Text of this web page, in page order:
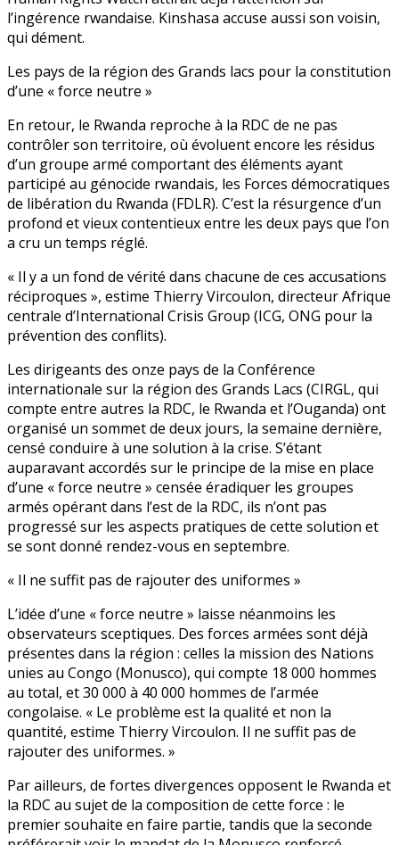
l’ingérence rwandaise. Kinshasa accuse aussi son voisin,
qui dément.
Les pays de la région des Grands lacs pour la constitution
d’une « force neutre »
En retour, le Rwanda reproche à la RDC de ne pas
contrôler son territoire, où évoluent encore les résidus
d’un groupe armé comportant des éléments ayant
participé au génocide rwandais, les Forces démocratiques
de libération du Rwanda (FDLR). C’est la résurgence d’un
profond et vieux contentieux entre les deux pays que l’on
a cru un temps réglé.
« Il y a un fond de vérité dans chacune de ces accusations
réciproques », estime Thierry Vircoulon, directeur Afrique
centrale d’International Crisis Group (ICG, ONG pour la
prévention des conflits).
Les dirigeants des onze pays de la Conférence
internationale sur la région des Grands Lacs (CIRGL, qui
compte entre autres la RDC, le Rwanda et l’Ouganda) ont
organisé un sommet de deux jours, la semaine dernière,
censé conduire à une solution à la crise. S’étant
auparavant accordés sur le principe de la mise en place
d’une « force neutre » censée éradiquer les groupes
armés opérant dans l’est de la RDC, ils n’ont pas
progressé sur les aspects pratiques de cette solution et
se sont donné rendez-vous en septembre.
« Il ne suffit pas de rajouter des uniformes »
L’idée d’une « force neutre » laisse néanmoins les
observateurs sceptiques. Des forces armées sont déjà
présentes dans la région : celles la mission des Nations
unies au Congo (Monusco), qui compte 18 000 hommes
au total, et 30 000 à 40 000 hommes de l’armée
congolaise. « Le problème est la qualité et non la
quantité, estime Thierry Vircoulon. Il ne suffit pas de
rajouter des uniformes. »
Par ailleurs, de fortes divergences opposent le Rwanda et
la RDC au sujet de la composition de cette force : le
premier souhaite en faire partie, tandis que la seconde